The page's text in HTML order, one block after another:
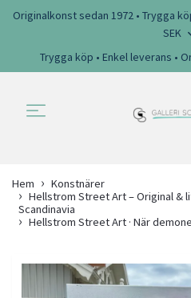
Originalkonst sedan 1972 • Trygga
SEK
Trygga köp • Enkel leverans •
Hem
Konstnärer
Hellstrom Street Art – Original &
Scandinavia
Hellstrom Street Art · När